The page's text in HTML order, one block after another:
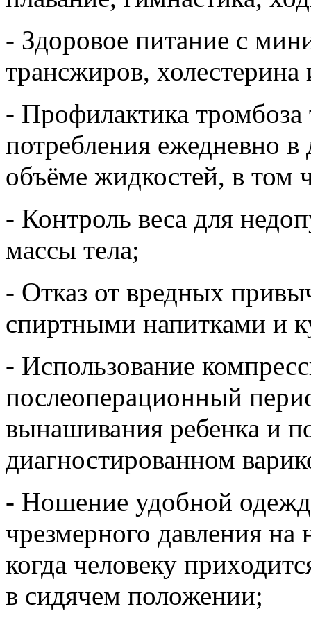
- Здоровое питание с
трансжиров,
- Профилактика тромбоза
потребления ежедневно в
объёме жидкостей, в том
- Контроль веса для
массы тела;
- Отказ от вредных
спиртными напитками и
- Использование
послеоперационный
вынашивания ребенка и
диагностированном
- Ношение удобной
чрезмерного давления
когда человеку
в сидячем положении;